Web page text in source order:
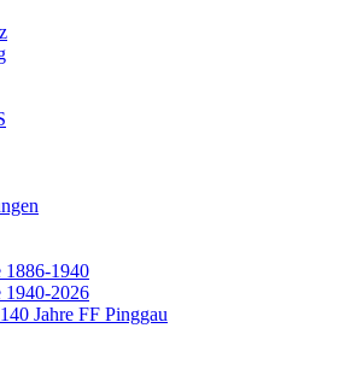
1886-1940
1940-2026
Jahre FF Pinggau